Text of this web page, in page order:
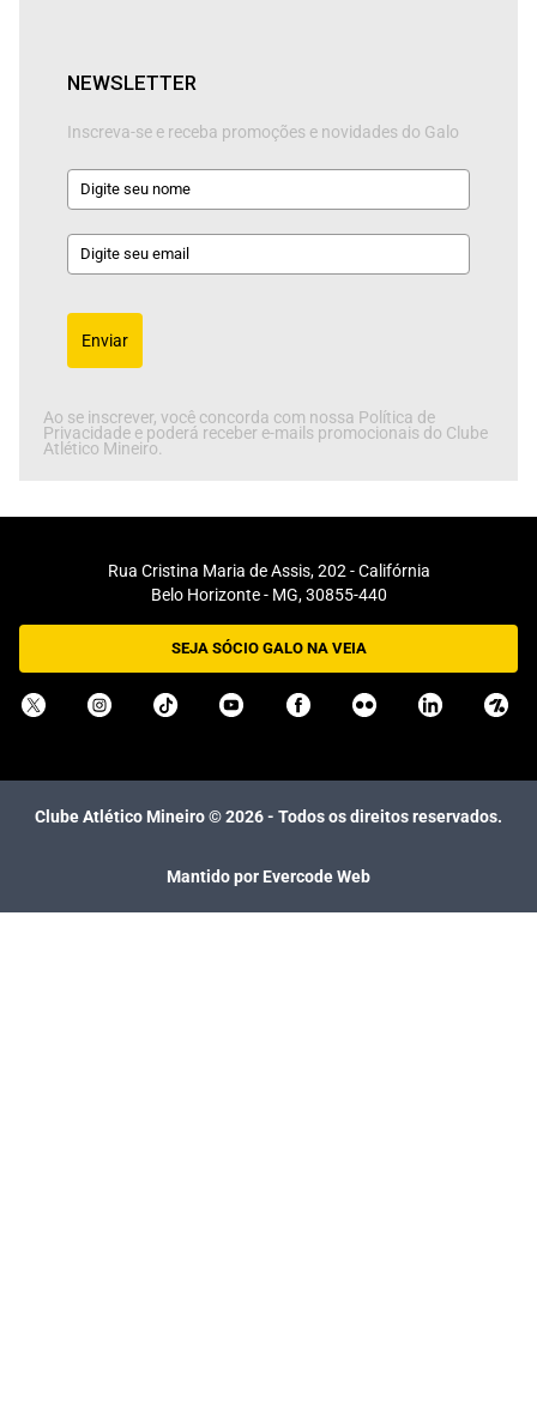
NEWSLETTER
Inscreva-se e receba promoções e novidades do Galo
Enviar
Ao se inscrever, você concorda com nossa Política de
Privacidade e poderá receber e-mails promocionais do Clube
Atlético Mineiro.
Rua Cristina Maria de Assis, 202 - Califórnia
Belo Horizonte - MG, 30855-440
SEJA SÓCIO GALO NA VEIA
Clube Atlético Mineiro ©2026- Todos os direitos reservados.
Mantido por Evercode Web